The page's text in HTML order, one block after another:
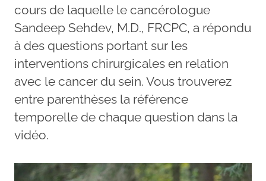
cours de laquelle le cancérologue
Sandeep Sehdev, M.D., FRCPC, a répondu
à des questions portant sur les
interventions chirurgicales en relation
avec le cancer du sein. Vous trouverez
entre parenthèses la référence
temporelle de chaque question dans la
vidéo.